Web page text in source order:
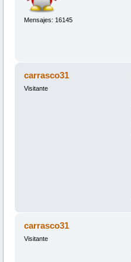
Mensajes: 16145
carrasco31
Visitante
carrasco31
Visitante